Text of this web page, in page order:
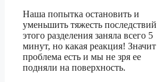
Наша попытка остановить и
уменьшить тяжесть последствий
этого разделения заняла всего 5
минут, но какая реакция! Значит
проблема есть и мы не зря ее
подняли на поверхность.